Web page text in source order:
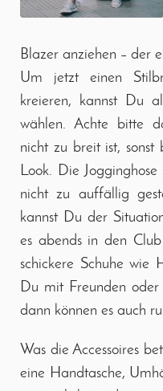
Blazer anziehen – der
Um jetzt einen
kreieren, kannst Du
wählen. Achte bitte
nicht zu breit ist,
Look. Die
nicht zu auffällig
kannst Du der
es abends in den
schickere Schuhe wie
Du mit Freunden
dann können es auch
Was die Accessoires
eine Handtasche,